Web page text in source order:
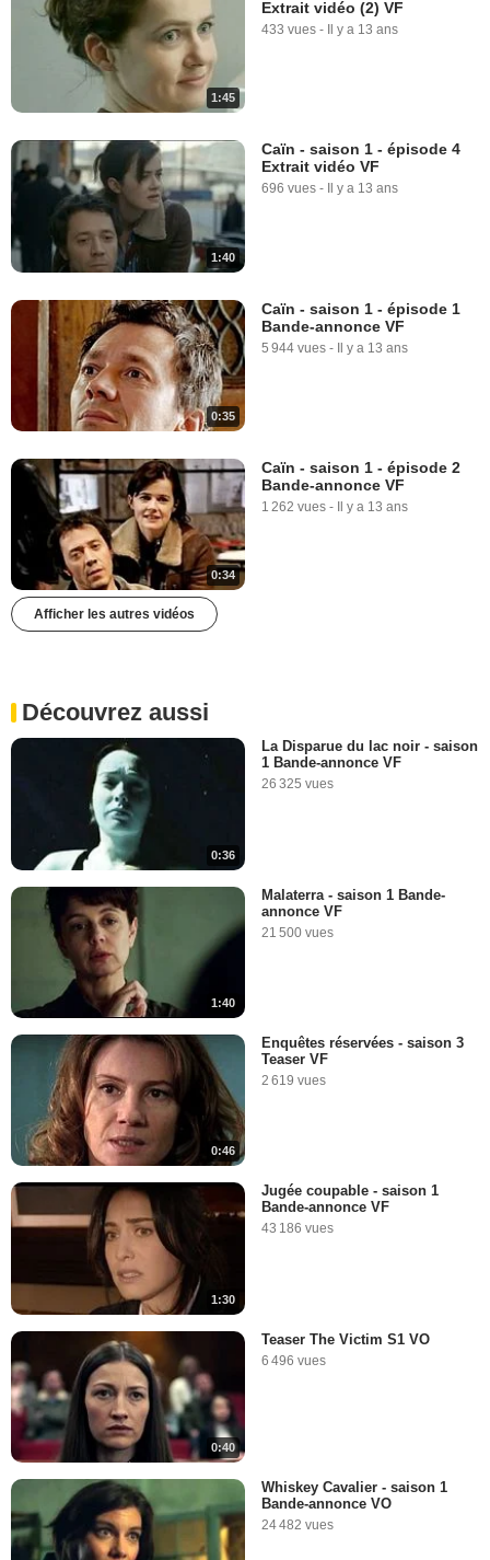
1:45
Extrait vidéo (2) VF
433 vues - Il y a 13 ans
1:40
Caïn - saison 1 - épisode 4
Extrait vidéo VF
696 vues - Il y a 13 ans
0:35
Caïn - saison 1 - épisode 1
Bande-annonce VF
5 944 vues - Il y a 13 ans
0:34
Caïn - saison 1 - épisode 2
Bande-annonce VF
1 262 vues - Il y a 13 ans
Afficher les autres vidéos
Découvrez aussi
0:36
La Disparue du lac noir - saison
1 Bande-annonce VF
26 325 vues
1:40
Malaterra - saison 1 Bande-
annonce VF
21 500 vues
0:46
Enquêtes réservées - saison 3
Teaser VF
2 619 vues
1:30
Jugée coupable - saison 1
Bande-annonce VF
43 186 vues
0:40
Teaser The Victim S1 VO
6 496 vues
Whiskey Cavalier - saison 1
Bande-annonce VO
24 482 vues